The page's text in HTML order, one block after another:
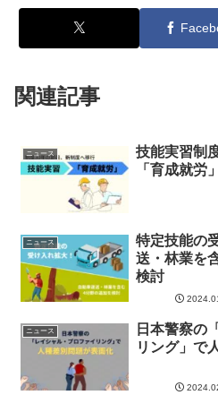
関連記事
ニュース
技能実習制
「育成就労
ニュース
特定技能の
送・林業を
検討
ニュース
日本警察の
リング」で